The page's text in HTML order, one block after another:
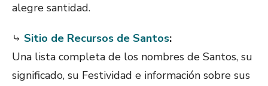
alegre santidad.
⤷ Sitio de Recursos de Santos:
Una lista completa de los nombres de Santos, su
significado, su Festividad e información sobre sus